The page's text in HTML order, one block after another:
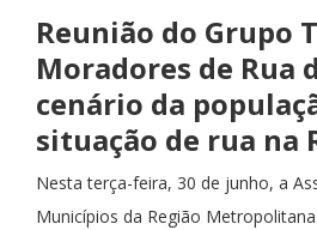
Reunião do Grupo
Moradores de Rua
cenário da
situação de rua na
Nesta terça-feira, 30 de junho, a
Municípios da Região